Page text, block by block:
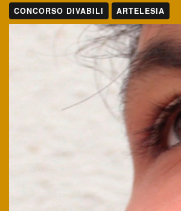
CONCORSO DIVABILI ARTELESIA